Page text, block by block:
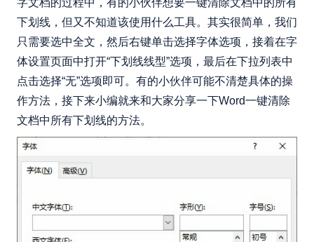
下划线，但又不知道该使用什么工具。其实很简单，我们
只需要选中全文，然后右键单击选择字体选项，接着在字
体设置页面中打开“下划线线型”选项，最后在下拉列表中
点击选择“无”选项即可。有的小伙伴可能不清楚具体的操
作方法，接下来小编就来和大家分享一下Word一键清除
文档中所有下划线的方法。